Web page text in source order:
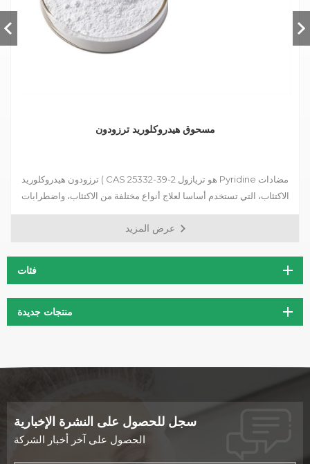
مسحوق هيدروكلوريد ترزودون
ترزودون هيدروكلوريد ( CAS 25332-39-2 هو تريازول Pyridine مضادات
الاكتئاب، التي تستخدم أساسا لعلاج أنواع مختلفة من الاكتئاب، واضطرابات
القلق مصحوبة بأعراض الاكتئابية، واضطرابات المزاج بعد انسحاب
عرض المزيد
فئات
منتجات جديدة
سجل للحصول على النشرة الإخبارية
الحصول على آخر أخبار الشركة